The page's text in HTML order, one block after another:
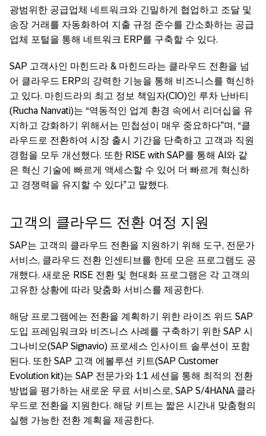
광범위한 공급업체 네트워크와 긴밀하게 협업하고 조달 및
송장 거래를 자동화하여 지출 규정 준수를 간소화하는 공급
업체 포털을 통해 네트워크 ERP를 구축할 수 있다.
SAP 고객사인 마힌드라 & 마힌드라는 클라우드 전환을 넘
어 클라우드 ERP의 강력한 기능을 통해 비즈니스를 혁신하
고 있다. 마힌드라의 최고 정보 책임자(CIO)인 루차 난바티
(Rucha Nanvati)는 “역동적인 업계 환경 속에서 리더십을 유
지하고 강화하기 위해서는 민첩성이 매우 중요하다”며, “클
라우드로 전환하여 시장 출시 기간을 단축하고 고객과 직원
경험을 모두 개선했다. 또한 RISE with SAP를 통해 AI와 같
은 혁신 기술에 빠르게 액세스할 수 있어 더 빠르게 혁신하
고 경쟁력을 유지할 수 있다”고 말했다.
고객의 클라우드 전환 여정 지원
SAP는 고객의 클라우드 전환을 지원하기 위해 도구, 전문가
서비스, 클라우드 전환 인센티브를 한데 모은 프로그램도 공
개했다. 새로운 RISE 전환 및 현대화 프로그램은 각 고객의
고유한 상황에 따라 맞춤화 서비스를 제공한다.
해당 프로그램에는 전환을 계획하기 위한 라이즈 위드 SAP
도입 프레임워크와 비즈니스 사례를 구축하기 위한 SAP 시
그나비오(SAP Signavio) 프로세스 인사이트 솔루션이 포함
된다. 또한 SAP 고객 에볼루션 키트(SAP Customer
Evolution kit)는 SAP 전문가와 1:1 세션을 통해 최적의 전환
방법을 평가하는 새로운 무료 서비스로, SAP S/4HANA 클라
우드로 전환을 지원한다. 해당 키트는 짧은 시간내 맞춤형의
실행 가능한 전환 계획을 제공한다.